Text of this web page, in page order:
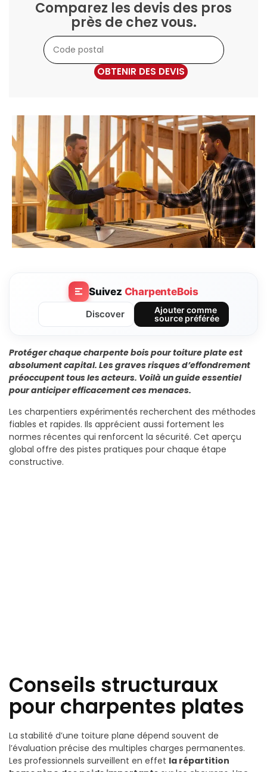
Comparez les devis des pros
près de chez vous.
OBTENIR DES DEVIS
Suivez CharpenteBois
Discover
Ajouter comme
source préférée
Protéger chaque charpente bois pour toiture plate est
absolument capital. Les graves risques d’effondrement
préoccupent tous les acteurs. Voilà un guide essentiel
pour anticiper efficacement ces menaces.
Les charpentiers expérimentés recherchent des méthodes
fiables et rapides. Ils apprécient aussi fortement les
normes récentes qui renforcent la sécurité. Cet aperçu
global offre des pistes pratiques pour chaque étape
constructive.
Conseils structuraux
pour charpentes plates
La stabilité d’une toiture plane dépend souvent de
l’évaluation précise des multiples charges permanentes.
Les professionnels surveillent en effet la répartition